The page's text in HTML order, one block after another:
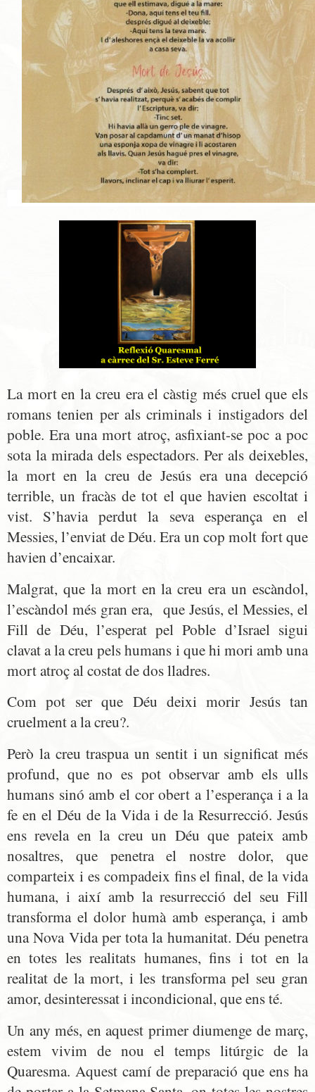
La mort en la creu era el càstig més cruel que els
romans tenien per als criminals i instigadors del
poble. Era una mort atroç, asfixiant-se poc a poc
sota la mirada dels espectadors. Per als deixebles,
la mort en la creu de Jesús era una decepció
terrible, un fracàs de tot el que havien escoltat i
vist. S’havia perdut la seva esperança en el
Messies, l’enviat de Déu. Era un cop molt fort que
havien d’encaixar.
Malgrat, que la mort en la creu era un escàndol,
l’escàndol més gran era, que Jesús, el Messies, el
Fill de Déu, l’esperat pel Poble d’Israel sigui
clavat a la creu pels humans i que hi mori amb una
mort atroç al costat de dos lladres.
Com pot ser que Déu deixi morir Jesús tan
cruelment a la creu?.
Però la creu traspua un sentit i un significat més
profund, que no es pot observar amb els ulls
humans sinó amb el cor obert a l’esperança i a la
fe en el Déu de la Vida i de la Resurrecció. Jesús
ens revela en la creu un Déu que pateix amb
nosaltres, que penetra el nostre dolor, que
comparteix i es compadeix fins el final, de la vida
humana, i així amb la resurrecció del seu Fill
transforma el dolor humà amb esperança, i amb
una Nova Vida per tota la humanitat. Déu penetra
en totes les realitats humanes, fins i tot en la
realitat de la mort, i les transforma pel seu gran
amor, desinteressat i incondicional, que ens té.
Un any més, en aquest primer diumenge de març,
estem vivim de nou el temps litúrgic de la
Quaresma. Aquest camí de preparació que ens ha